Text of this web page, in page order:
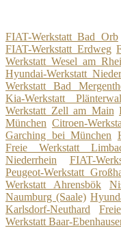
FIAT-Werkstatt Bad Orb
FIAT-Werkstatt Erdweg
Werkstatt Wesel am
Hyundai-Werkstatt
Werkstatt Bad
Kia-Werkstatt
Werkstatt Zell am Main
München Citroen-
Garching bei München
Freie Werkstatt
Niederrhein
FIAT-
Peugeot-Werkstatt
Werkstatt Ahrensbök
Naumburg (Saale)
Karlsdorf-Neuthard
Werkstatt Baar-